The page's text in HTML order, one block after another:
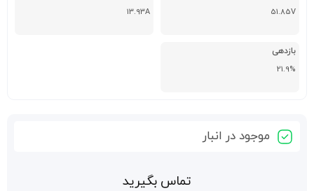
51.85V
13.93A
بازدهی
21.9%
موجود در انبار
تماس بگیرید